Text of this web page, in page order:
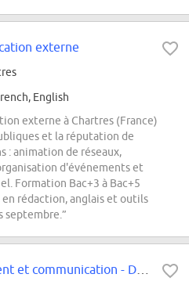
externe
English
externe à Chartres (France)
et la réputation de
: animation de réseaux,
d'événements et
Formation Bac+3 à Bac+5
rédaction, anglais et outils
septembre.”